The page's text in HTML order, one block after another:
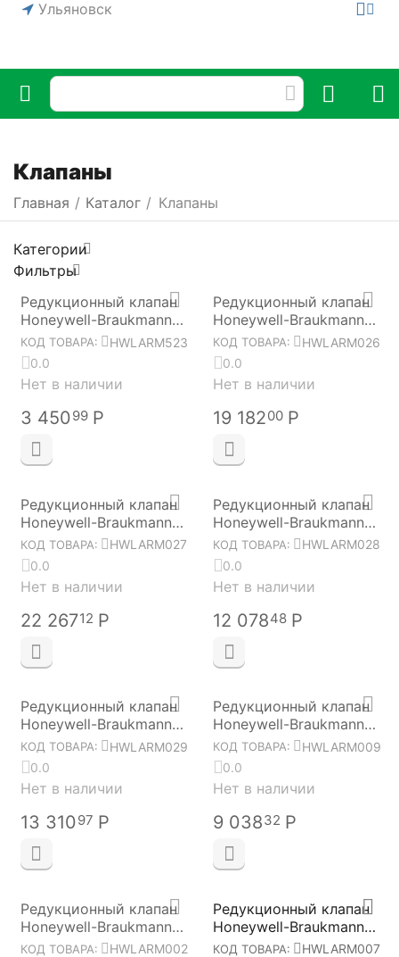
Ульяновск
Клапаны
Главная / Каталог / Клапаны
Категории
Фильтры
Редукционный клапан
Honeywell-Braukmann
D04fm-3/4"ARU
HWLARM523
КОД ТОВАРА:
HWLARM523
0.0
Нет в наличии
3 45099 Р
Редукционный клапан
Honeywell-Braukmann
D06F-1 1/2"A
HWLARM026
КОД ТОВАРА:
HWLARM026
0.0
Нет в наличии
19 18200 Р
Редукционный клапан
Honeywell-Braukmann
D06F-1 1/2"B
HWLARM027
КОД ТОВАРА:
HWLARM027
0.0
Нет в наличии
22 26712 Р
Редукционный клапан
Honeywell-Braukmann
D06F-1 1/4"A
HWLARM028
КОД ТОВАРА:
HWLARM028
0.0
Нет в наличии
12 07848 Р
Редукционный клапан
Honeywell-Braukmann
D06F-1 1/4"B
HWLARM029
КОД ТОВАРА:
HWLARM029
0.0
Нет в наличии
13 31097 Р
Редукционный клапан
Honeywell-Braukmann
D06F-1"A HWLARM009
КОД ТОВАРА:
HWLARM009
0.0
Нет в наличии
9 03832 Р
Редукционный клапан
Honeywell-Braukmann
D06F-1"B HWLARM002
КОД ТОВАРА:
HWLARM002
Редукционный клапан
Honeywell-Braukmann
D06F-1/2"A HWLARM007
КОД ТОВАРА:
HWLARM007